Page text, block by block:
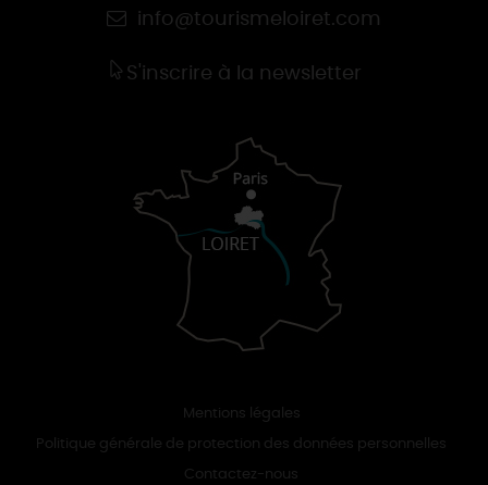
info@tourismeloiret.com
S'inscrire à la newsletter
Mentions légales
Politique générale de protection des données personnelles
Contactez-nous